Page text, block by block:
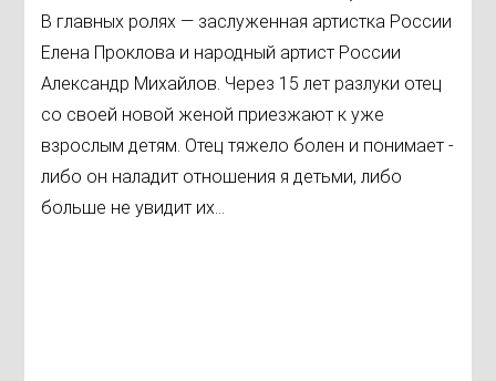
В главных ролях — заслуженная артистка России
Елена Проклова и народный артист России
Александр Михайлов. Через 15 лет разлуки отец
со своей новой женой приезжают к уже
взрослым детям. Отец тяжело болен и понимает -
либо он наладит отношения я детьми, либо
больше не увидит их...